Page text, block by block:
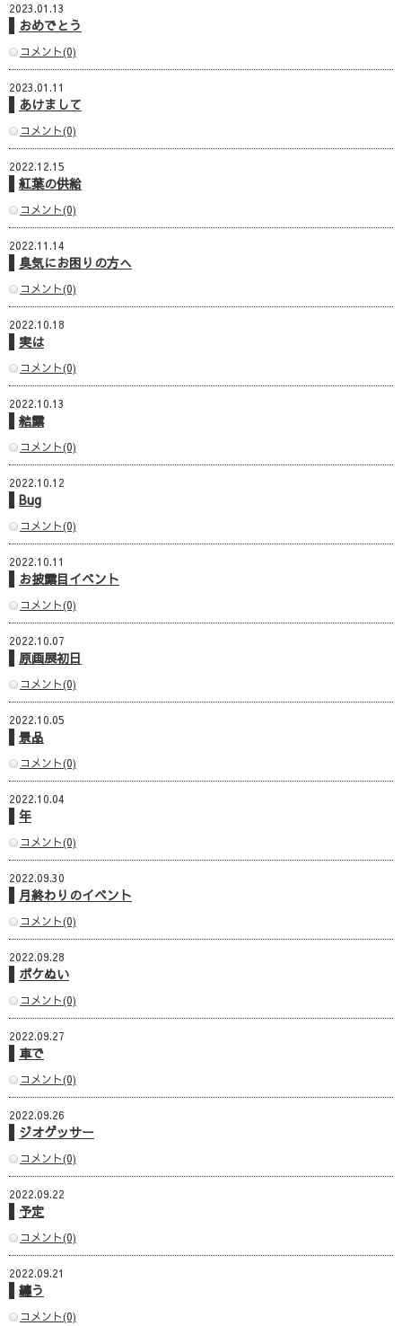
2023.01.13
おめでとう
コメント(0)
2023.01.11
あけまして
コメント(0)
2022.12.15
紅葉の供給
コメント(0)
2022.11.14
臭気にお困りの方へ
コメント(0)
2022.10.18
実は
コメント(0)
2022.10.13
結露
コメント(0)
2022.10.12
Bug
コメント(0)
2022.10.11
お披露目イベント
コメント(0)
2022.10.07
原画展初日
コメント(0)
2022.10.05
景品
コメント(0)
2022.10.04
年
コメント(0)
2022.09.30
月終わりのイベント
コメント(0)
2022.09.28
ポケぬい
コメント(0)
2022.09.27
車で
コメント(0)
2022.09.26
ジオゲッサー
コメント(0)
2022.09.22
予定
コメント(0)
2022.09.21
纏う
コメント(0)